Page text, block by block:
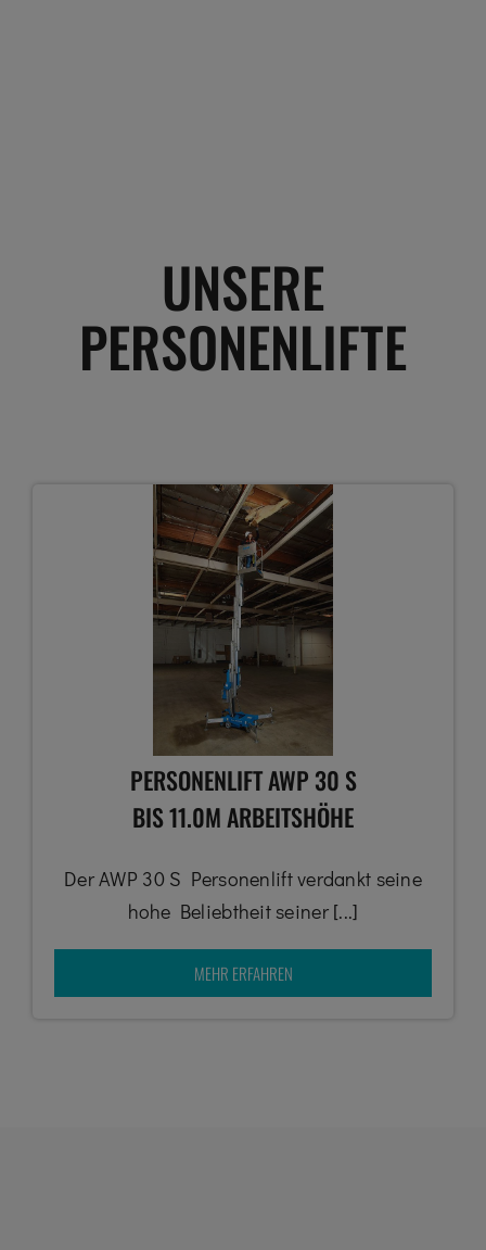
UNSERE
PERSONENLIFTE
PERSONENLIFT AWP 30 S
BIS 11.0M ARBEITSHÖHE
Der AWP 30 S Personenlift verdankt seine
hohe Beliebtheit seiner [...]
MEHR ERFAHREN